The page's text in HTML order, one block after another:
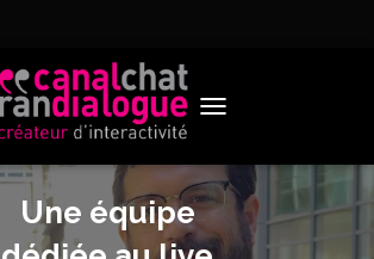
Une équipe